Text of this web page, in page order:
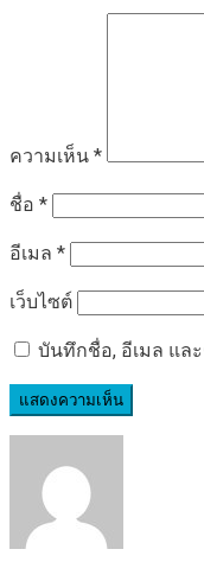
ความเห็น *
ชื่อ *
อีเมล *
เว็บไซต์
บันทึกชื่อ, อีเมล แล